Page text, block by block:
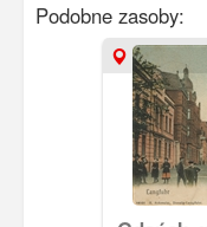
Podobne zasoby: